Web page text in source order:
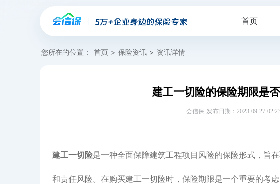
首页
您所在的位置： 首页 > 保险资讯 > 资讯详情
建工一切险的保险期限是
会信保 发布日期：2023-09-27
建工一切险是一种全面保障建筑工程项目风险的保险形式，旨
和责任风险。在购买建工一切险时，保险期限是一个重要的考